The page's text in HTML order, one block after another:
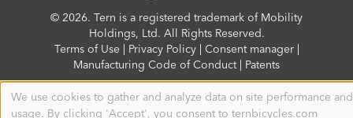
© 2026. Tern is a registered trademark of Mobility
Holdings, Ltd. All Rights Reserved.
ComplianceTerms of Use Privacy Policy Consent manager
Manufacturing Code of Conduct
Patents
Use
We use cookies to gather and analyze data on site performance and
usage. By clicking 'Accept', you consent to ternbicycles.com